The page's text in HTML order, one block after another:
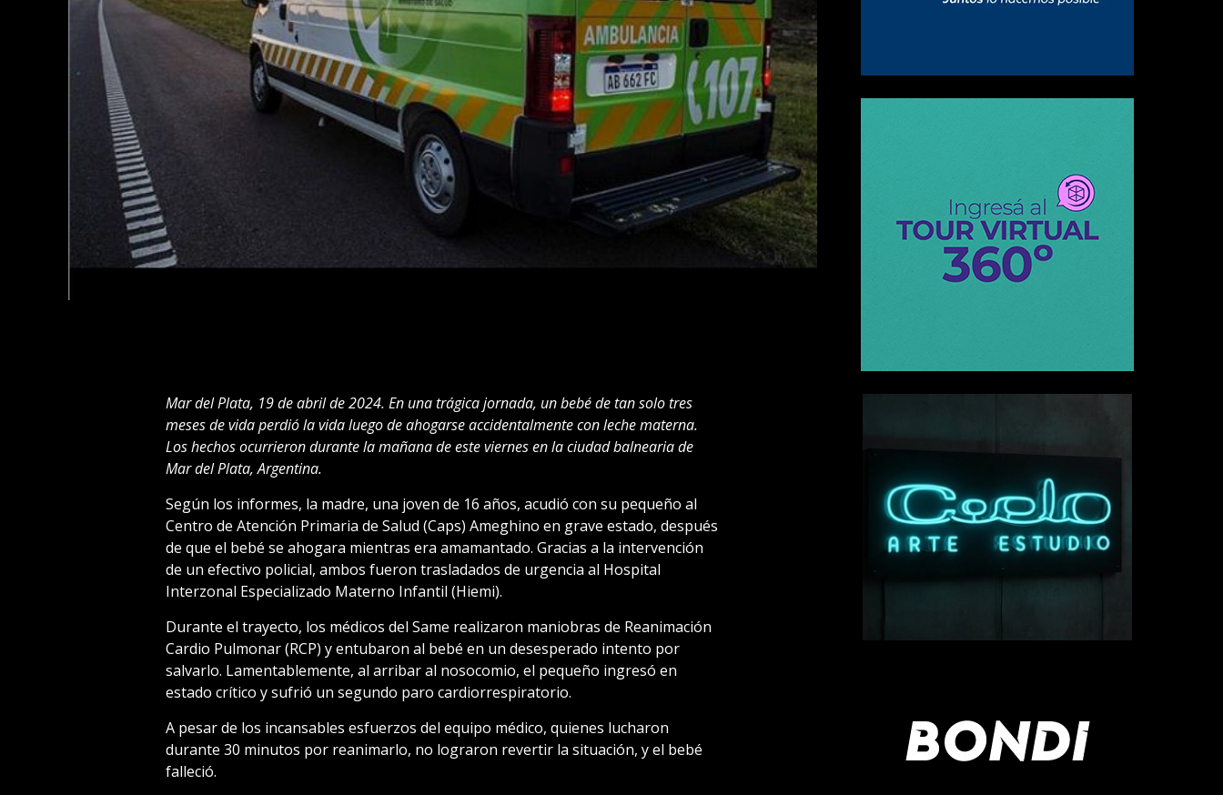
Mar del Plata, 19 de abril de 2024. En una trágica jornada, un bebé de tan solo tres
meses de vida perdió la vida luego de ahogarse accidentalmente con leche materna.
Los hechos ocurrieron durante la mañana de este viernes en la ciudad balnearia de
Mar del Plata, Argentina.
Según los informes, la madre, una joven de 16 años, acudió con su pequeño al
Centro de Atención Primaria de Salud (Caps) Ameghino en grave estado, después
de que el bebé se ahogara mientras era amamantado. Gracias a la intervención
de un efectivo policial, ambos fueron trasladados de urgencia al Hospital
Interzonal Especializado Materno Infantil (Hiemi).
Durante el trayecto, los médicos del Same realizaron maniobras de Reanimación
Cardio Pulmonar (RCP) y entubaron al bebé en un desesperado intento por
salvarlo. Lamentablemente, al arribar al nosocomio, el pequeño ingresó en
estado crítico y sufrió un segundo paro cardiorrespiratorio.
A pesar de los incansables esfuerzos del equipo médico, quienes lucharon
durante 30 minutos por reanimarlo, no lograron revertir la situación, y el bebé
falleció.